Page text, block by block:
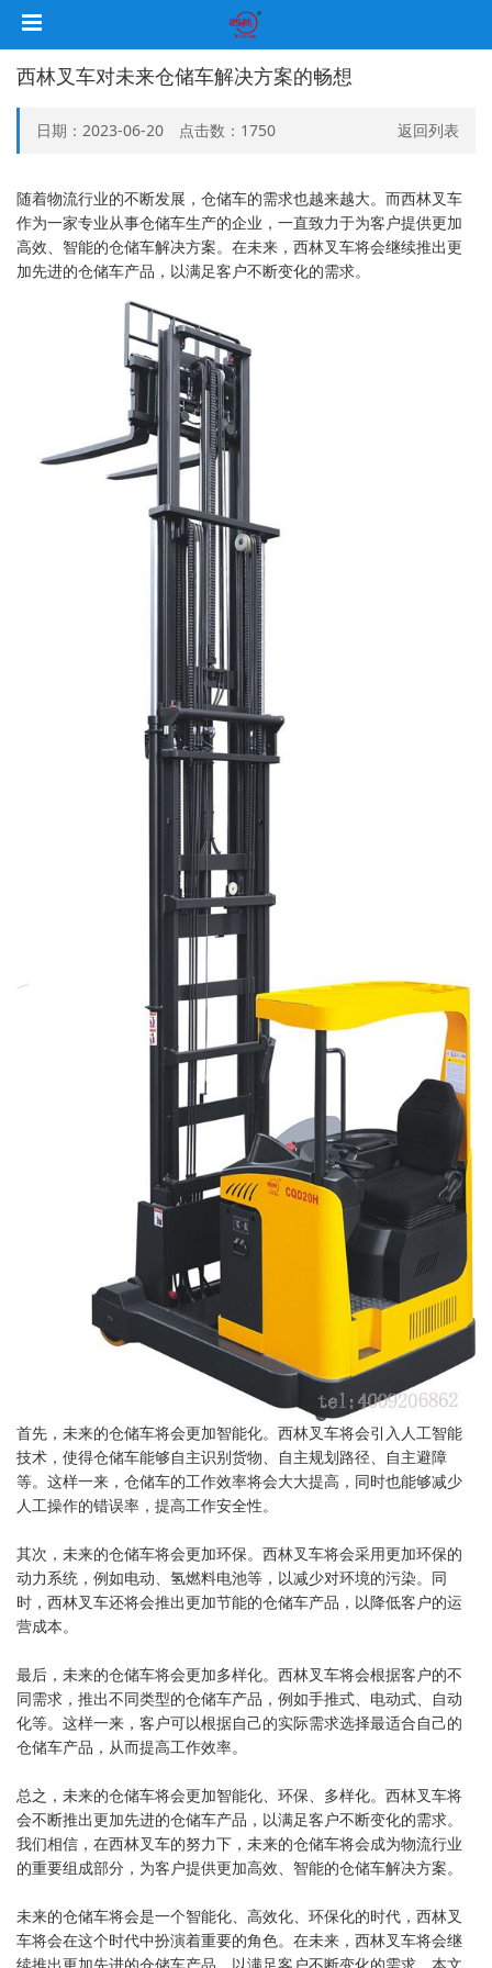
西林叉车对未来仓储车解决方案的畅想
日期：2023-06-20 点击数： 1750 返回列表
随着物流行业的不断发展，仓储车的需求也越来越大。而西林叉车
作为一家专业从事仓储车生产的企业，一直致力于为客户提供更加
高效、智能的仓储车解决方案。在未来，西林叉车将会继续推出更
加先进的仓储车产品，以满足客户不断变化的需求。
首先，未来的仓储车将会更加智能化。西林叉车将会引入人工智能
技术，使得仓储车能够自主识别货物、自主规划路径、自主避障
等。这样一来，仓储车的工作效率将会大大提高，同时也能够减少
人工操作的错误率，提高工作安全性。
其次，未来的仓储车将会更加环保。西林叉车将会采用更加环保的
动力系统，例如电动、氢燃料电池等，以减少对环境的污染。同
时，西林叉车还将会推出更加节能的仓储车产品，以降低客户的运
营成本。
最后，未来的仓储车将会更加多样化。西林叉车将会根据客户的不
同需求，推出不同类型的仓储车产品，例如手推式、电动式、自动
化等。这样一来，客户可以根据自己的实际需求选择最适合自己的
仓储车产品，从而提高工作效率。
总之，未来的仓储车将会更加智能化、环保、多样化。西林叉车将
会不断推出更加先进的仓储车产品，以满足客户不断变化的需求。
我们相信，在西林叉车的努力下，未来的仓储车将会成为物流行业
的重要组成部分，为客户提供更加高效、智能的仓储车解决方案。
未来的仓储车将会是一个智能化、高效化、环保化的时代，西林叉
车将会在这个时代中扮演着重要的角色。在未来，西林叉车将会继